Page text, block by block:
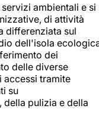
ambientali e si
di attività
differenziata sul
dell'isola
dei
delle diverse
tramite
su
pulizia e della